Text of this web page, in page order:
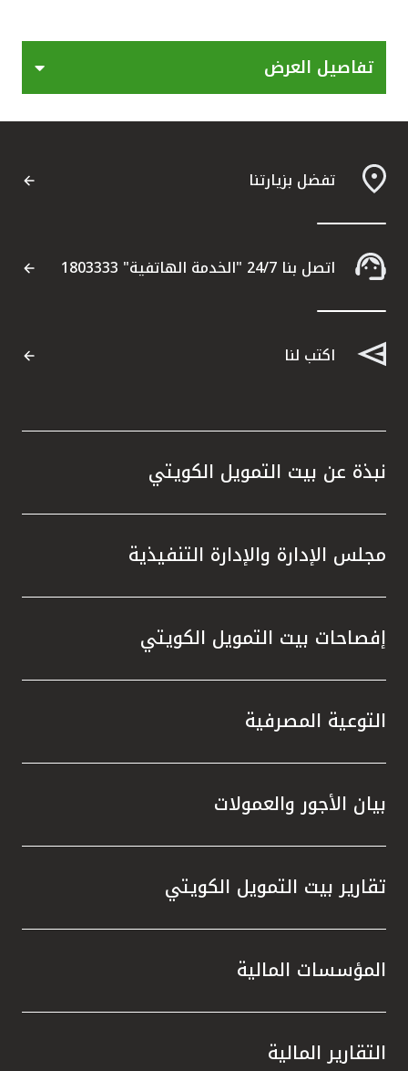
أدوات وخدمات
مواقع الفروع وأجهزة الصرف الآلي
ألمانيا
ماليزيا
مصر
المملكة المتحدة
مملكة البحرين
تفاصيل العرض
تفضل بزيارتنا
اتصل بنا 24/7 "الخدمة الهاتفية" 1803333
اكتب لنا
نبذة عن بيت التمويل الكويتي
مجلس الإدارة والإدارة التنفيذية
إفصاحات بيت التمويل الكويتي
التوعية المصرفية
بيان الأجور والعمولات
تقارير بيت التمويل الكويتي
المؤسسات المالية
التقارير المالية